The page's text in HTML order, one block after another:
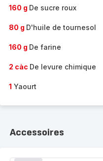
160 g De sucre roux
80 g D'huile de tournesol
160 g De farine
2 càc De levure chimique
1 Yaourt
Accessoires